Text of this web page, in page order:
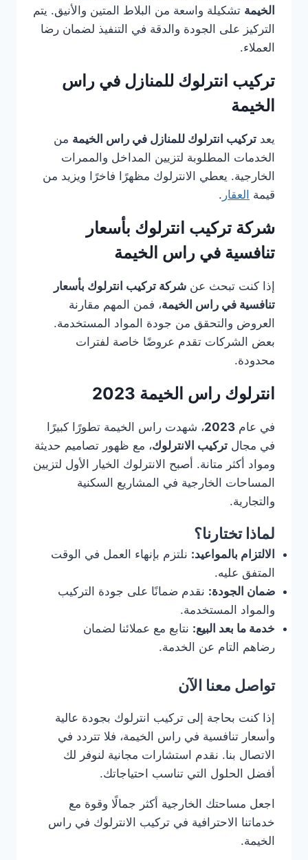
الخيمة تشكيلة واسعة من البلاط المتين والأنيق. يتم
التركيز على الجودة والدقة في التنفيذ لضمان رضا
العملاء.
تركيب انترلوك للمنازل في راس
الخيمة
يعد تركيب انترلوك للمنازل في راس الخيمة من
الخدمات المطلوبة لتزيين المداخل والممرات
الخارجية. يعطي الانترلوك مظهرًا فاخرًا ويزيد من
قيمة العقار .
شركة تركيب انترلوك بأسعار
تنافسية في راس الخيمة
إذا كنت تبحث عن شركة تركيب انترلوك بأسعار
تنافسية في راس الخيمة، فمن المهم مقارنة
العروض والتحقق من جودة المواد المستخدمة.
بعض الشركات تقدم عروضًا خاصة لفترات
محدودة.
انترلوك راس الخيمة 2023
في عام 2023، شهدت راس الخيمة تطورًا كبيرًا
في مجال تركيب الانترلوك، مع ظهور تصاميم حديثة
ومواد أكثر متانة. أصبح الانترلوك الخيار الأول لتزيين
المساحات الخارجية في المشاريع السكنية
والتجارية.
لماذا تختارنا؟
الالتزام بالمواعيد: نلتزم بإنهاء العمل في الوقت
المتفق عليه.
ضمان الجودة: نقدم ضمانًا على جودة التركيب
والمواد المستخدمة.
خدمة ما بعد البيع: نتابع مع عملائنا لضمان
رضاهم التام عن الخدمة.
تواصل معنا الآن
إذا كنت بحاجة إلى تركيب انترلوك بجودة عالية
وأسعار تنافسية في راس الخيمة، فلا تتردد في
الاتصال بنا. نقدم استشارات مجانية لنوفر لك
أفضل الحلول التي تناسب احتياجاتك.
اجعل مساحتك الخارجية أكثر جمالًا وقوة مع
خدماتنا الاحترافية في تركيب الانترلوك في راس
الخيمة.